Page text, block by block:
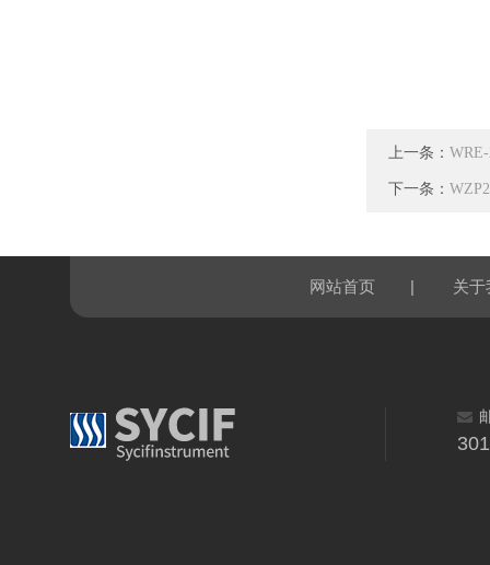
上一条：
下一条：
网站首页 | 关于